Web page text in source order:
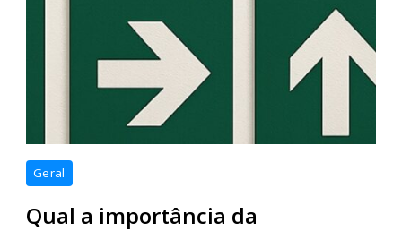
Geral
Qual a importância da